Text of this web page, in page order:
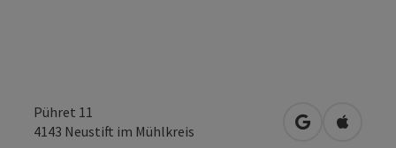
Pühret 11
4143 Neustift im Mühlkreis in Google
in